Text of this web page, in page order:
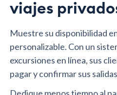
viajes
Muestre su disponibilidad
personalizable. Con un
excursiones en línea, sus
pagar y confirmar sus
Dedique menos tiempo al